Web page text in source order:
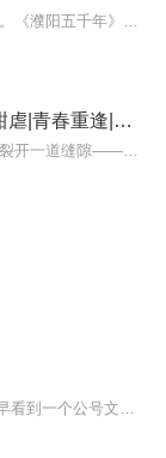
盗时者的伪证|重返校园|悬疑甜虐|青春重逢|暗恋